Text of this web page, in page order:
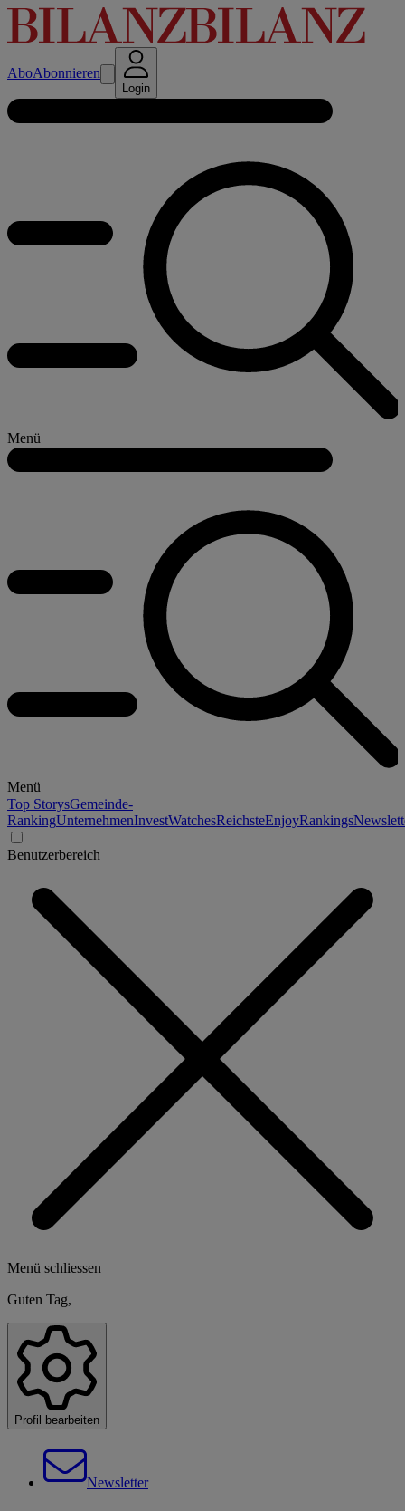
AboAbonnieren
Login
Menü
Menü
Top StorysGemeinde-
RankingUnternehmenInvestWatchesReichsteEnjoyRankings
Benutzerbereich
Menü schliessen
Guten Tag,
Profil bearbeiten
Newsletter